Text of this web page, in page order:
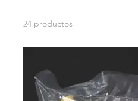
24 productos